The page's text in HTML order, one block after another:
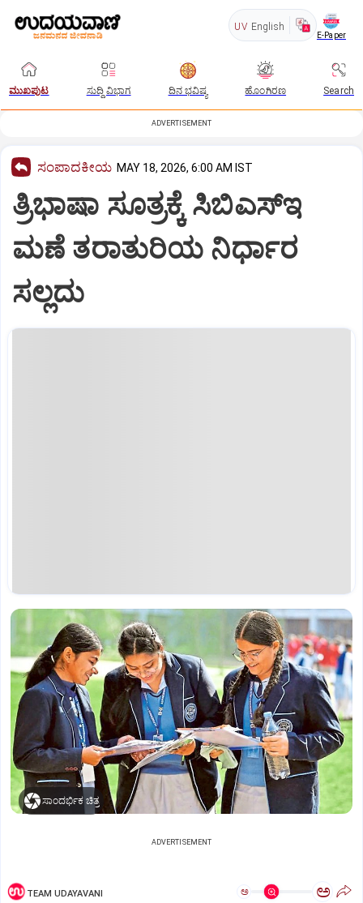
UV English
E-Paper
ಮುಖಪುಟ ಸುದ್ದಿ ವಿಭಾಗ ದಿನ ಭವಿಷ್ಯ ಹೊಂಗಿರಣ Search
ADVERTISEMENT
ಸಂಪಾದಕೀಯ MAY 18, 2026, 6:00 AM IST
ತ್ರಿಭಾಷಾ ಸೂತ್ರಕ್ಕೆ ಸಿಬಿಎಸ್‌ಇ
ಮಣೆ ತರಾತುರಿಯ ನಿರ್ಧಾರ
ಸಲ್ಲದು
ಸಾಂದರ್ಭಿಕ ಚಿತ್ರ
ADVERTISEMENT
TEAM UDAYAVANI ಅ ಅ